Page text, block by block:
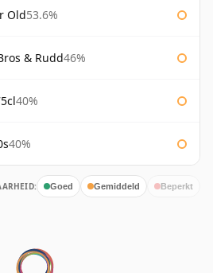
Old53.6%
& Rudd46%
40%
40%
Goed Gemiddeld Beperkt